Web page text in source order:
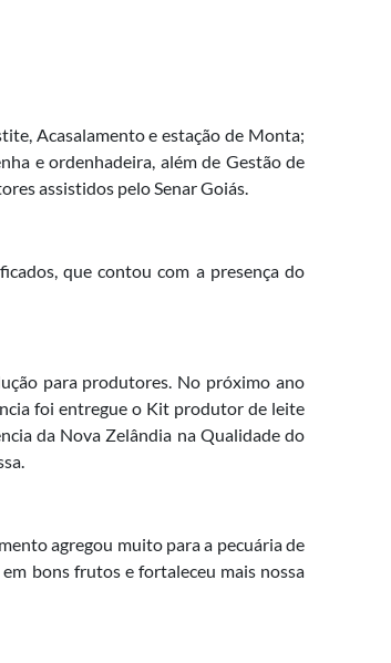
Acasalamento e estação de Monta;
e ordenhadeira, além de Gestão de
assistidos pelo Senar Goiás.
que contou com a presença do
para produtores. No próximo ano
foi entregue o Kit produtor de leite
da Nova Zelândia na Qualidade do
agregou muito para a pecuária de
bons frutos e fortaleceu mais nossa